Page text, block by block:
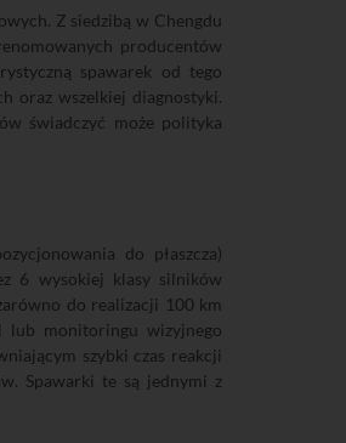
Z siedzibą w Chengdu
producentów
spawarek od tego
oraz wszelkiej diagnostyki.
świadczyć może polityka
do płaszcza)
6 wysokiej klasy silników
do realizacji 100 km
lub monitoringu wizyjnego
szybki czas reakcji
Spawarki te są jednymi z